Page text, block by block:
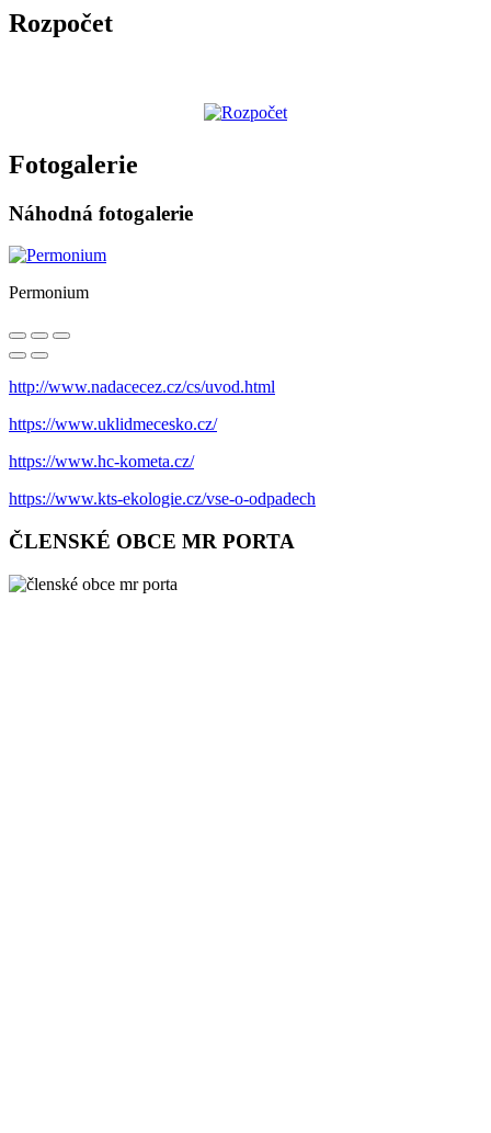
Rozpočet
Fotogalerie
Náhodná fotogalerie
Permonium
http://www.nadacecez.cz/cs/uvod.html
https://www.uklidmecesko.cz/
https://www.hc-kometa.cz/
https://www.kts-ekologie.cz/vse-o-odpadech
ČLENSKÉ OBCE MR PORTA